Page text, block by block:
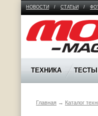
НОВОСТИ / СТАТЬИ /
Moto Magazine
ТЕХНИКА ТЕСТЫ
Главная → Каталог